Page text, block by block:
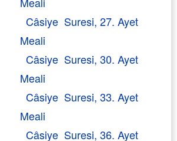
Câsiye Suresi, 27. Ayet
Meali
Câsiye Suresi, 30. Ayet
Meali
Câsiye Suresi, 33. Ayet
Meali
Câsiye Suresi, 36. Ayet